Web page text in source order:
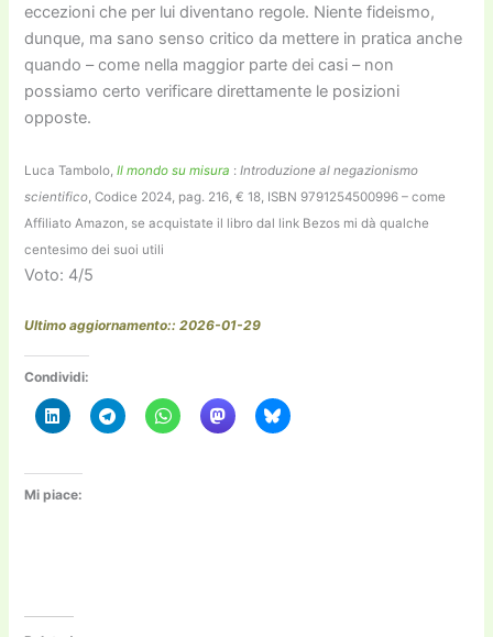
eccezioni che per lui diventano regole. Niente fideismo,
dunque, ma sano senso critico da mettere in pratica anche
quando – come nella maggior parte dei casi – non
possiamo certo verificare direttamente le posizioni
opposte.
Luca Tambolo,Il mondo su misura :Introduzione al negazionismo
scientifico, Codice 2024, pag. 216, € 18, ISBN 9791254500996 – come
Affiliato Amazon, se acquistate il libro dal link Bezos mi dà qualche
centesimo dei suoi utili
Voto: 4/5
Ultimo aggiornamento:: 2026-01-29
Condividi:
Mi piace: